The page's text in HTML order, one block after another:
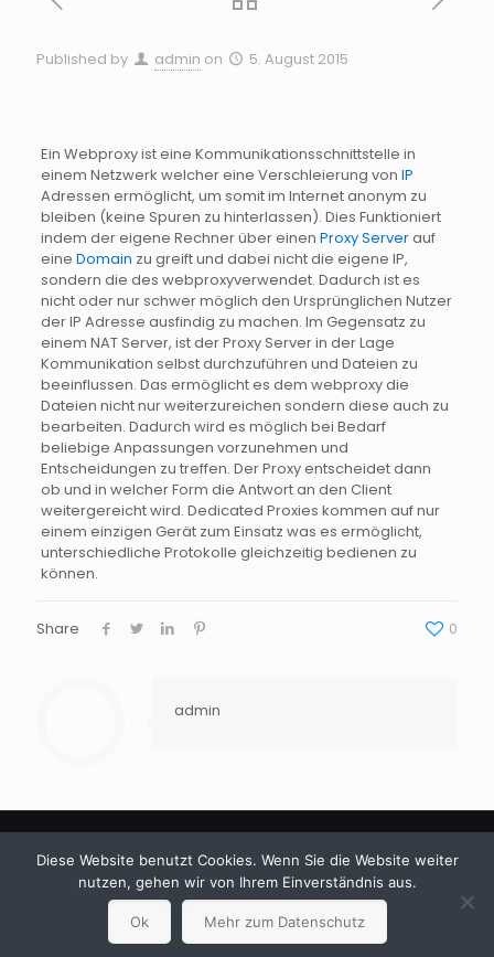
Published by admin on 5. August 2015
Ein Webproxyist eine Kommunikationsschnittstelle in
einem Netzwerk welcher eine Verschleierung von IP
Adressen ermöglicht, um somit im Internet anonym zu
bleiben (keine Spuren zu hinterlassen). Dies Funktioniert
indem der eigene Rechner über einen ProxyServerauf
eine Domain zu greift und dabei nicht die eigene IP,
sondern die des webproxyverwendet. Dadurch ist es
nicht oder nur schwer möglich den Ursprünglichen Nutzer
der IP Adresse ausfindig zu machen. Im Gegensatz zu
einem NATServer, ist der Proxy Server in der Lage
Kommunikation selbst durchzuführen und Dateien zu
beeinflussen. Das ermöglicht es dem webproxydie
Dateien nicht nurweiterzureichen sondern diese auch zu
bearbeiten. Dadurch wird es möglich bei Bedarf
beliebige Anpassungen vorzunehmen und
Entscheidungen zu treffen. Der Proxy entscheidet dann
ob und in welcher Form die Antwort an den Client
weitergereicht wird. Dedicated Proxies kommen auf nur
einem einzigen Gerät zum Einsatz was es ermöglicht,
unterschiedliche Protokolle gleichzeitig bedienen zu
können.
Share 0
admin
© 2024 Betheme byMuffin group| All Rights Reserved |
Powered byWordPress
Diese Website benutzt Cookies. Wenn Sie die Website weiter
nutzen, gehen wir von Ihrem Einverständnis aus.
Ok Mehr zum Datenschutz